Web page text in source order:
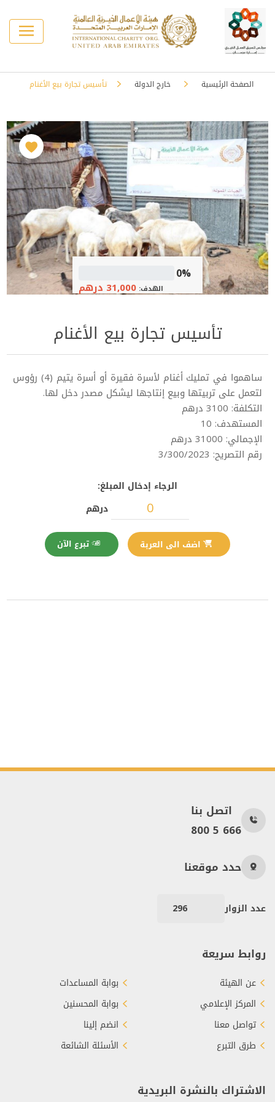
الصفحة الرئيسية خارج الدولة تأسيس تجارة بيع الأغنام
0%
الهدف:31,000 درهم
تأسيس تجارة بيع الأغنام
ساهموا في تمليك أغنام لأسرة فقيرة أو أسرة يتيم (4) رؤوس
لتعمل على تربيتها وبيع إنتاجها ليشكل مصدر دخل لها.
التكلفة: 3100 درهم
المستهدف: 10
الإجمالي: 31000 درهم
رقم التصريح: 3/300/2023
الرجاء إدخال المبلغ:
درهم
اتصل بنا
800 5 666
حدد موقعنا
عدد الزوار 296
روابط سريعة
عن الهيئة
المركز الإعلامي
تواصل معنا
طرق التبرع
بوابة المساعدات
بوابة المحسنين
انضم إلينا
الأسئلة الشائعة
الاشتراك بالنشرة البريدية